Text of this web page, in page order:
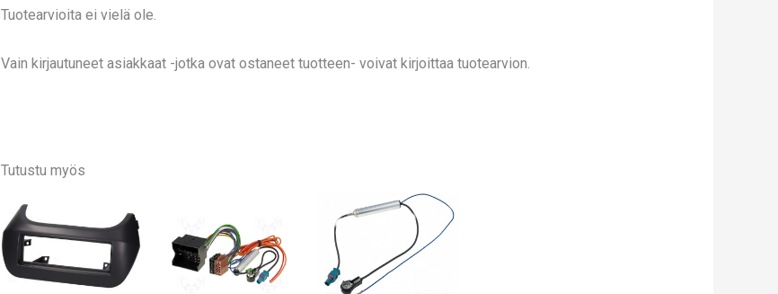
Tuotearvioita ei vielä ole.
Vain kirjautuneet asiakkaat -jotka ovat ostaneet tuotteen- voivat kirjoittaa tuotearvion.
Tutustu myös